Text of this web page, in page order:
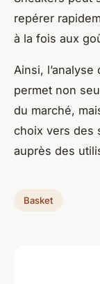
repérer
à la fois aux
Ainsi,
permet non
du marché,
choix vers des
auprès des
Basket